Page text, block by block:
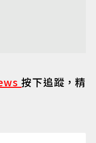
按下追蹤，精